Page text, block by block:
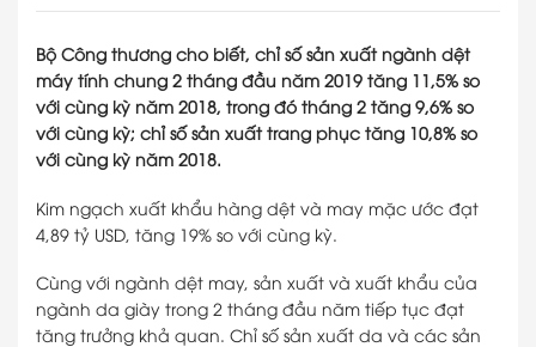
Bộ Công thương cho biết, chỉ số sản xuất ngành dệt
máy tính chung 2 tháng đầu năm 2019 tăng 11,5% so
với cùng kỳ năm 2018, trong đó tháng 2 tăng 9,6% so
với cùng kỳ; chỉ số sản xuất trang phục tăng 10,8% so
với cùng kỳ năm 2018.
Kim ngạch xuất khẩu hàng dệt và may mặc ước đạt
4,89 tỷ USD, tăng 19% so với cùng kỳ.
Cùng với ngành dệt may, sản xuất và xuất khẩu của
ngành da giày trong 2 tháng đầu năm tiếp tục đạt
tăng trưởng khả quan. Chỉ số sản xuất da và các sản